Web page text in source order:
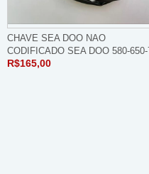
CHAVE SEA DOO NAO
CODIFICADO SEA DOO 580-
R$165,00